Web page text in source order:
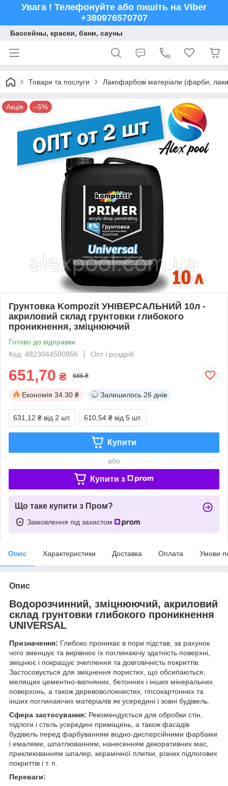
Увага ! Телефонуйте або пишіть на Viber
+380976570707
Бассейны, краски, бани, сауны
Товари та послуги Лакофарбові матеріали (фарби,
Акція –5%
Грунтовка Kompozit УНІВЕРСАЛЬНИЙ 10л -
акриловий склад грунтовки глибокого
проникнення, зміцнюючий
Готово до відправки
Код: 4823044500956
Опт і роздріб
651,70 ₴ 686 ₴
Економія 34.30 ₴ Залишилось 26 днів
631,12 ₴ від 2 шт. 610,54 ₴ від 5 шт.
Купити
або
Купити з
Що таке купити з Пром?
Замовлення під захистом
Опис Характеристики Доставка Оплата Умови
Опис
Водорозчинний, зміцнюючий, акриловий
склад грунтовки глибокого проникнення
UNIVERSAL
Призначення: Глибоко проникає в пори підстав, за рахунок
чого зменшує та вирівнює їх поглинаючу здатність поверхні,
зміцнює і покращує зчеплення та довговічність покриттів.
Застосовується для зміцнення пористих, що обсипаються,
мелящих цементно-вапняних, бетонних і інших мінеральних
поверхонь, а також деревоволокнистих, гіпсокартонних та
інших поглинаючих матеріалів як усередині і зовні будівель.
Сфера застосування: Рекомендується для обробки стін,
підлоги і стель усередині приміщень, а також фасадів
будівель перед фарбуванням водно-дисперсійними фарбами
і емалями, шпатлюванням, нанесенням декоративних мас,
приклеюванням шпалер, керамічної плитки, різних підлогових
покриттів і т. п.
Переваги: